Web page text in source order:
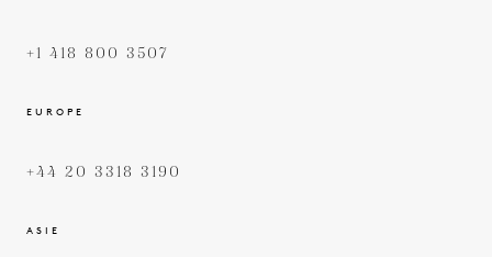
+1 418 800 3507
EUROPE
+44 20 3318 3190
ASIE